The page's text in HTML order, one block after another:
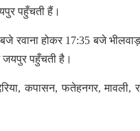
पहुँचती हैं।
रवाना होकर 17:35 बजे
जयपुर पहुँचती है।
कपासन, फतेहनगर, मावली,